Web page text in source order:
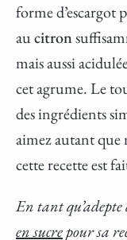
forme d’escargot
aucitron
mais aussi
cet agrume. Le
des ingrédients
aimez autant que
cette recette est
En tant
en sucrepour sa